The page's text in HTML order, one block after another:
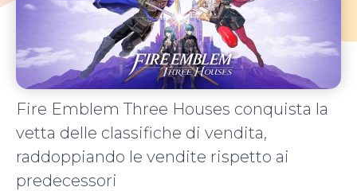
Fire Emblem Three Houses conquista la
vetta delle classifiche di vendita,
raddoppiando le vendite rispetto ai
predecessori